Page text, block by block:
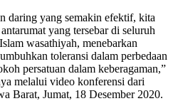
daring yang semakin efektif, kita
yang tersebar di seluruh
wasathiyah, menebarkan
toleransi dalam perbedaan
persatuan dalam keberagaman,”
melalui video konferensi dari
Barat, Jumat, 18 Desember 2020.